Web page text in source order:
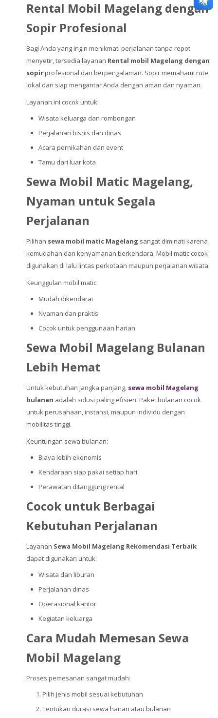
Rental Mobil Magelang dengan
Sopir Profesional
Bagi Anda yang ingin menikmati perjalanan tanpa repot
menyetir, tersedia layanan Rental mobil Magelang dengan
sopirprofesional dan berpengalaman. Sopir memahami rute
lokal dan siap mengantar Anda dengan aman dan nyaman.
Layanan ini cocok untuk:
Wisata keluarga dan rombongan
Perjalanan bisnis dan dinas
Acara pernikahan dan event
Tamu dari luar kota
Sewa Mobil Matic Magelang,
Nyaman untuk Segala
Perjalanan
Pilihan sewa mobil matic Magelang sangat diminati karena
kemudahan dan kenyamanan berkendara. Mobil matic cocok
digunakan di lalu lintas perkotaan maupun perjalanan wisata.
Keunggulan mobil matic:
Mudah dikendarai
Nyaman dan praktis
Cocok untuk penggunaan harian
Sewa Mobil Magelang Bulanan
Lebih Hemat
Untuk kebutuhan jangka panjang, sewa mobil Magelang
bulanan adalah solusi paling efisien. Paket bulanan cocok
untuk perusahaan, instansi, maupun individu dengan
mobilitas tinggi.
Keuntungan sewa bulanan:
Biaya lebih ekonomis
Kendaraan siap pakai setiap hari
Perawatan ditanggung rental
Cocok untuk Berbagai
Kebutuhan Perjalanan
Layanan Sewa Mobil Magelang Rekomendasi Terbaik
dapat digunakan untuk:
Wisata dan liburan
Perjalanan dinas
Operasional kantor
Kegiatan keluarga
Cara Mudah Memesan Sewa
Mobil Magelang
Proses pemesanan sangat mudah:
Pilih jenis mobil sesuai kebutuhan
Tentukan durasi sewa harian atau bulanan